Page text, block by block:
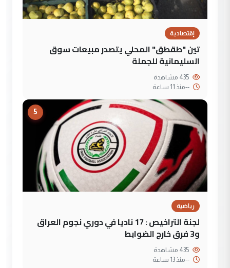
إقتصادية
تين "طقطق" المحلي يتصدر مبيعات سوق
السليمانية للجملة
--منذ 11 ساعة
5
رياضية
لجنة التراخيص : 17 ناديا في دوري نجوم العراق
و3 فرق خارج الضوابط
--منذ 13 ساعة